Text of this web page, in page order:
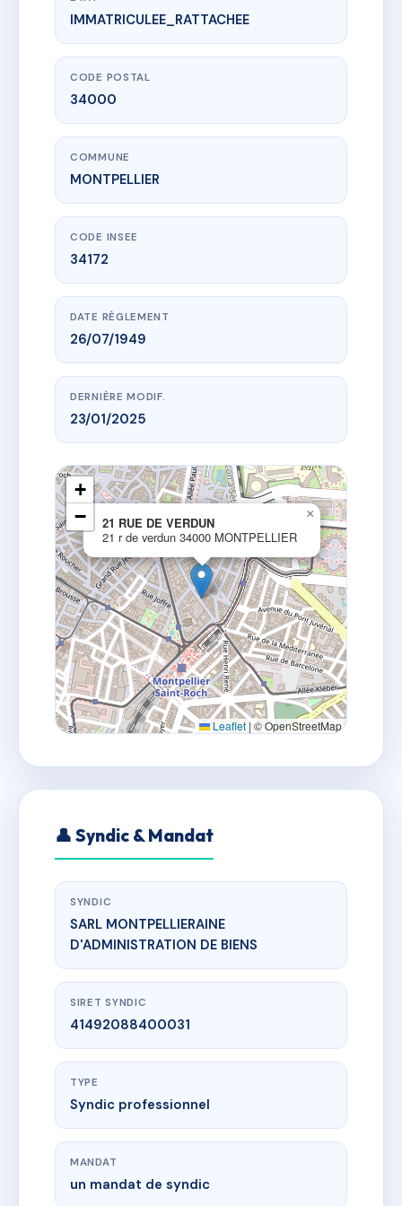
www.vme.plus/AC6701908
21 RUE DE VERDUN
21 r de verdun34000 MONTPELLIER
IMMATRICULEE_RATTACHEE
CODE POSTAL
34000
COMMUNE
MONTPELLIER
CODE INSEE
34172
DATE RÈGLEMENT
26/07/1949
DERNIÈRE MODIF.
23/01/2025
21 RUE DE VERDUN
21 r de verdun 34000 MONTPELLIER
×
+
−
Leaflet | © OpenStreetMap
👤 Syndic & Mandat
SYNDIC
SARL MONTPELLIERAINE
D'ADMINISTRATION DE BIENS
SIRET SYNDIC
41492088400031
TYPE
Syndic professionnel
MANDAT
un mandat de syndic